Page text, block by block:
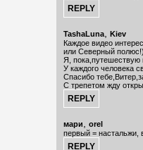
TashaLuna, Kiev
Каждое видео
или Северный полюс!)
Я,
У каждого человека
Спасибо
С трепетом жду
мари, orel
первый = настальжи,